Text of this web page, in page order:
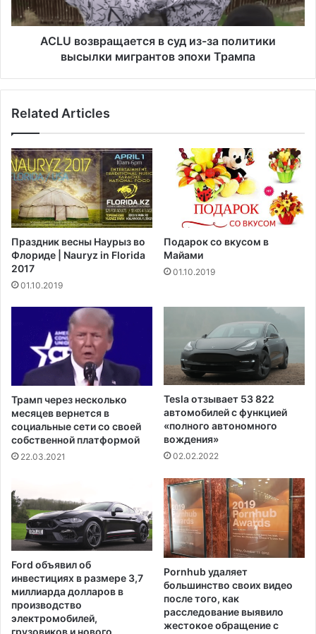
с
щ
ю
с
о
т
н
я
х
с
л
у
ч
ж
е
н
и
O
V
I
D
1
9
р
е
в
р
с
с
у
д
и
з
з
а
о
л
в
ы
с
ы
л
м
и
р
т
о
в
ACLU возвращается в суд из-за политики
высылки мигрантов эпохи Трампа
Related Articles
Праздник весны Наурыз во
Флориде | Nauryz in Florida
2017
01.10.2019
Подарок со вкусом в
Майами
01.10.2019
Трамп через несколько
месяцев вернется в
социальные сети со своей
собственной платформой
22.03.2021
Tesla отзывает 53 822
автомобилей с функцией
«полного автономного
вождения»
02.02.2022
Ford объявил об
инвестициях в размере 3,7
миллиарда долларов в
производство
электромобилей,
Pornhub удаляет
большинство своих видео
после того, как
расследование выявило
жестокое обращение с